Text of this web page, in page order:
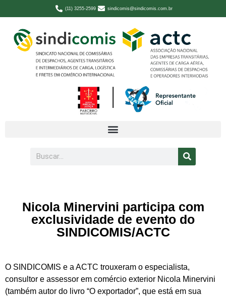
(11) 3255-2599 sindicomis@sindicomis.com.br
Nicola Minervini participa com
exclusividade de evento do
SINDICOMIS/ACTC
O SINDICOMIS e a ACTC trouxeram o especialista,
consultor e assessor em comércio exterior Nicola Minervini
(também autor do livro “O exportador”, que está em sua